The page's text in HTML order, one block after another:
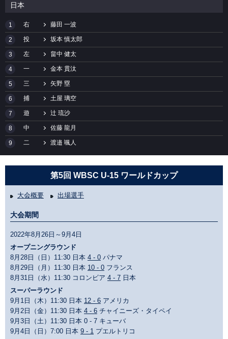
日本
1 右 藤田 一波
2 投 坂本 慎太郎
3 左 畠中 健太
4 一 金本 貫汰
5 三 矢野 塁
6 捕 土屋 璃空
7 遊 辻 琉沙
8 中 佐藤 龍月
9 二 渡邉 颯人
第5回 WBSC U-15 ワールドカップ
大会概要 出場選手
大会期間
2022年8月26日～9月4日
オープニングラウンド
8月28日（日）11:30 日本 4 - 0 パナマ
8月29日（月）11:30 日本 10 - 0 フランス
8月31日（水）11:30 コロンビア 4 - 7 日本
スーパーラウンド
9月1日（木）11:30 日本 12 - 6 アメリカ
9月2日（金）11:30 日本 4 - 6 チャイニーズ・タイペイ
9月3日（土）11:30 日本 0 - 7 キューバ
9月4日（日）7:00 日本 9 - 1 プエルトリコ